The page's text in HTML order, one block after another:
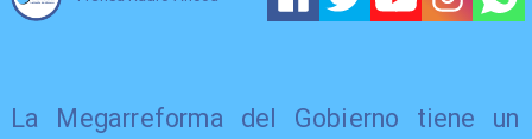
La Megarreforma del Gobierno tiene un